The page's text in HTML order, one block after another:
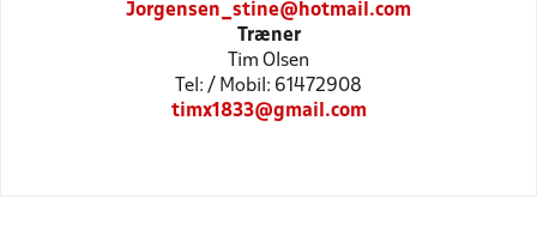
Jorgensen_stine@hotmail.com
Træner
Tim Olsen
Tel: / Mobil: 61472908
timx1833@gmail.com